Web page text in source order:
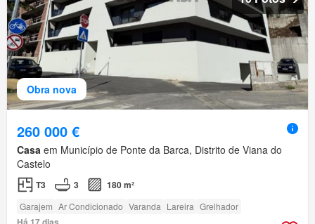
Obra nova
260 000 €
Casa em Município de Ponte da Barca, Distrito de Viana do
Castelo
T3 3 180 m²
Garajem Ar Condicionado Varanda Lareira Grelhador